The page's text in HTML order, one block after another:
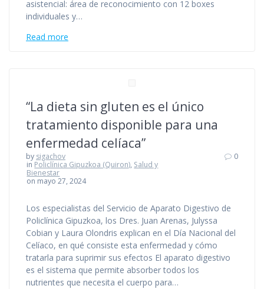
asistencial: área de reconocimiento con 12 boxes
individuales y…
Read more
“La dieta sin gluten es el único
tratamiento disponible para una
enfermedad celíaca”
by sigachov
in Policlínica Gipuzkoa (Quiron), Salud y
Bienestar
on mayo 27, 2024
0
Los especialistas del Servicio de Aparato Digestivo de
Policlínica Gipuzkoa, los Dres. Juan Arenas, Julyssa
Cobian y Laura Olondris explican en el Día Nacional del
Celíaco, en qué consiste esta enfermedad y cómo
tratarla para suprimir sus efectos El aparato digestivo
es el sistema que permite absorber todos los
nutrientes que necesita el cuerpo para…